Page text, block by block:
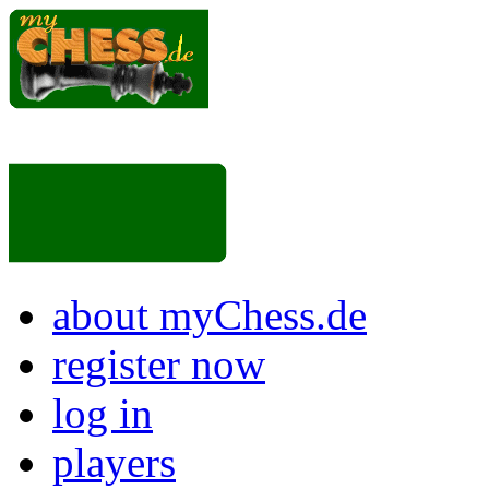
about myChess.de
register now
log in
players